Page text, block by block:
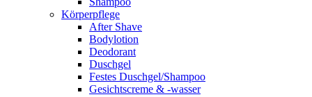
Körperpflege
After Shave
Bodylotion
Deodorant
Duschgel
Festes Duschgel/Shampoo
Gesichtscreme & -wasser